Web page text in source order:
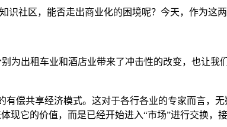
社区，能否走出商业化的困境呢？今天，作为这
为出租车业和酒店业带来了冲击性的改变，也让我
偿共享经济模式。这对于各行各业的专家而言，
它的价值，而是已经开始进入“市场”进行交换，接